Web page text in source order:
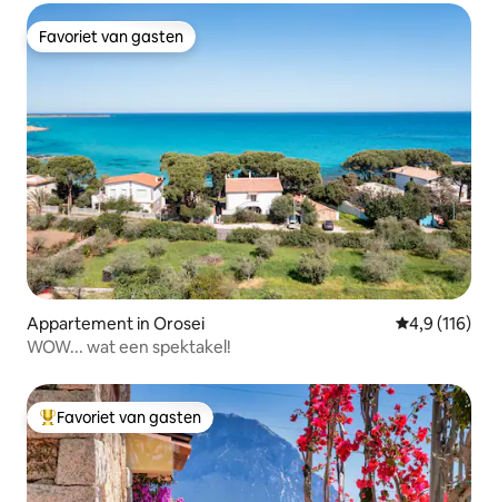
Favoriet van gasten
Favoriet van gasten
Appartement in Orosei Gemiddelde
4,9 (116)
WOW... wat een spektakel!
Topfavoriet van gasten
Favoriet van gasten